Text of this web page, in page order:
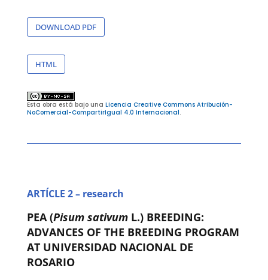
DOWNLOAD PDF
HTML
Esta obra está bajo una Licencia Creative Commons Atribución-
NoComercial-CompartirIgual 4.0 Internacional.
ARTÍCLE 2 – research
PEA (Pisum sativumL.) BREEDING:
ADVANCES OF THE BREEDING PROGRAM
AT UNIVERSIDAD NACIONAL DE
ROSARIO